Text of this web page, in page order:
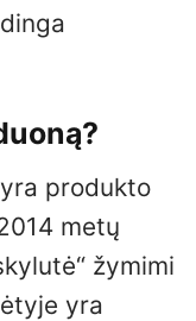
produkto
metų
žymimi
yra